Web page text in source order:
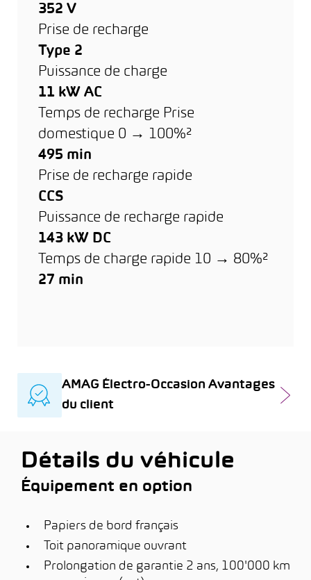
352 V
Prise de recharge
Type 2
Puissance de charge
11 kW AC
Temps de recharge Prise
domestique 0 → 100%²
495 min
Prise de recharge rapide
CCS
Puissance de recharge rapide
143 kW DC
Temps de charge rapide 10 → 80%²
27 min
AMAG Électro-Occasion Avantages
du client
Détails du véhicule
Équipement en option
Papiers de bord français
Toit panoramique ouvrant
Prolongation de garantie 2 ans, 100'000 km